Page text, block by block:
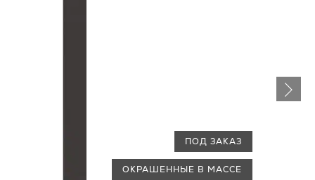
ПОД ЗАКАЗ
ОКРАШЕННЫЕ В МАССЕ